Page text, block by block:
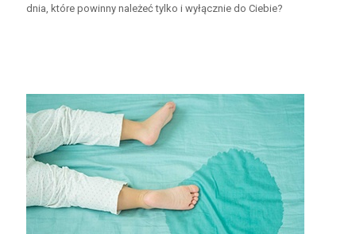
dnia, które powinny należeć tylko i wyłącznie do Ciebie?